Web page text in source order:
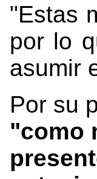
"Estas
por lo
asumir
Por su
"como